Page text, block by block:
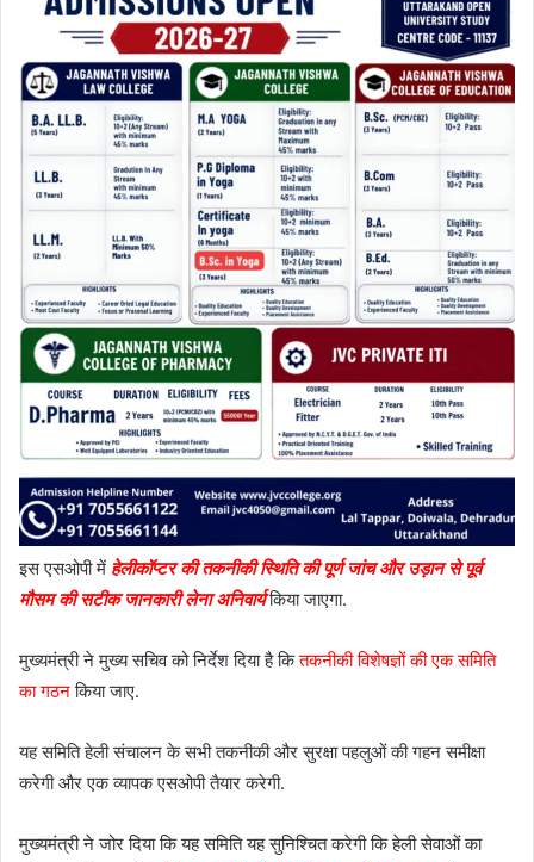
इस एसओपी में हेलीकॉप्टर की तकनीकी स्थिति की पूर्ण जांच और उड़ान से पूर्व
मौसम की सटीक जानकारी लेना अनिवार्यकिया जाएगा.
मुख्यमंत्री ने मुख्य सचिव को निर्देश दिया है कितकनीकी विशेषज्ञों की एक समिति
का गठनकिया जाए.
यह समिति हेली संचालन के सभी तकनीकी और सुरक्षा पहलुओं की गहन समीक्षा
करेगी और एक व्यापक एसओपी तैयार करेगी.
मुख्यमंत्री ने जोर दिया कि यह समिति यह सुनिश्चित करेगी कि हेली सेवाओं का